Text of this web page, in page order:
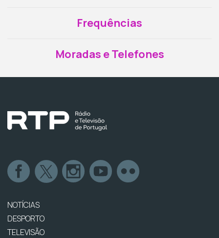
Frequências
Moradas e Telefones
NOTÍCIAS
DESPORTO
TELEVISÃO